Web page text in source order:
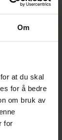
Om
at du skal
for å bedre
om bruk av
for
nye